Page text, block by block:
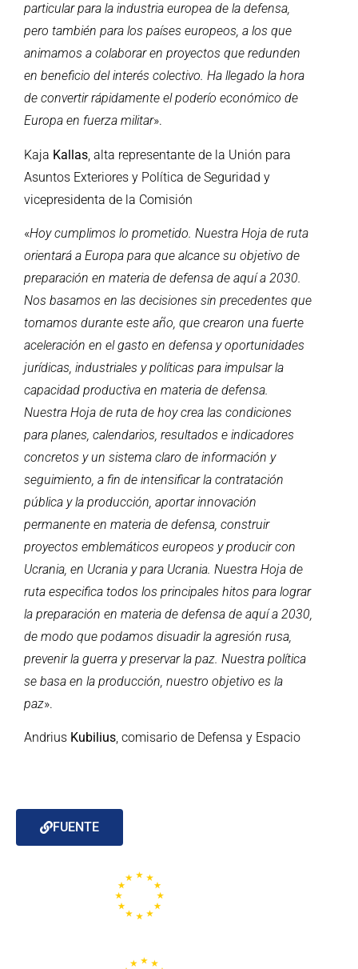
particular para la industria europea de la defensa,
pero también para los países europeos, a los que
animamos a colaborar en proyectos que redunden
en beneficio del interés colectivo. Ha llegado la hora
de convertir rápidamente el poderío económico de
Europa en fuerza militar».
Kaja Kallas , alta representante de la Unión para
Asuntos Exteriores y Política de Seguridad y
vicepresidenta de la Comisión
«Hoy cumplimos lo prometido. Nuestra Hoja de ruta
orientará a Europa para que alcance su objetivo de
preparación en materia de defensa de aquí a 2030.
Nos basamos en las decisiones sin precedentes que
tomamos durante este año, que crearon una fuerte
aceleración en el gasto en defensa y oportunidades
jurídicas, industriales y políticas para impulsar la
capacidad productiva en materia de defensa.
Nuestra Hoja de ruta de hoy crea las condiciones
para planes, calendarios, resultados e indicadores
concretos y un sistema claro de información y
seguimiento, a fin de intensificar la contratación
pública y la producción, aportar innovación
permanente en materia de defensa, construir
proyectos emblemáticos europeos y producir con
Ucrania, en Ucrania y para Ucrania. Nuestra Hoja de
ruta especifica todos los principales hitos para lograr
la preparación en materia de defensa de aquí a 2030,
de modo que podamos disuadir la agresión rusa,
prevenir la guerra y preservar la paz. Nuestra política
se basa en la producción, nuestro objetivo es la
paz».
Andrius Kubilius, comisario de Defensa y Espacio
FUENTE